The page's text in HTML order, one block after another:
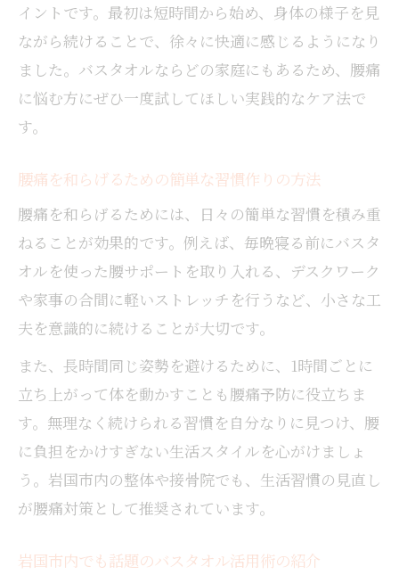
イントです。最初は短時間から始め、身体の様子を見
ながら続けることで、徐々に快適に感じるようになり
ました。バスタオルならどの家庭にもあるため、腰痛
に悩む方にぜひ一度試してほしい実践的なケア法で
す。
腰痛を和らげるための簡単な習慣作りの方法
腰痛を和らげるためには、日々の簡単な習慣を積み重
ねることが効果的です。例えば、毎晩寝る前にバスタ
オルを使った腰サポートを取り入れる、デスクワーク
や家事の合間に軽いストレッチを行うなど、小さな工
夫を意識的に続けることが大切です。
また、長時間同じ姿勢を避けるために、1時間ごとに
立ち上がって体を動かすことも腰痛予防に役立ちま
す。無理なく続けられる習慣を自分なりに見つけ、腰
に負担をかけすぎない生活スタイルを心がけましょ
う。岩国市内の整体や接骨院でも、生活習慣の見直し
が腰痛対策として推奨されています。
岩国市内でも話題のバスタオル活用術の紹介